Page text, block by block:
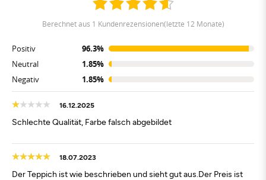
berechnet aus 1 Kundenrezensionen(letzte 12 Monate)
Positiv
96.3%
Neutral
1.85%
Negativ
1.85%
16.12.2025
Schlechte Qualität, Farbe falsch abgebildet
18.07.2023
Der Teppich ist wie beschrieben und sieht gut aus.Der Preis ist